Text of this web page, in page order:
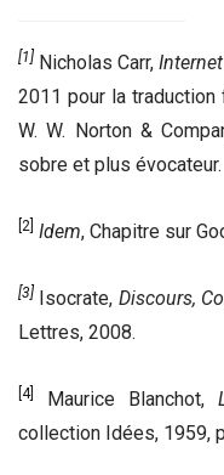
[1] Nicholas Carr,
2011 pour la traduction
W. W. Norton &
sobre et plus évocateur.
[2] Idem, Chapitre sur
[3] Isocrate, Discours,
Lettres, 2008.
[4] Maurice Blanchot,
collection Idées, 1959,